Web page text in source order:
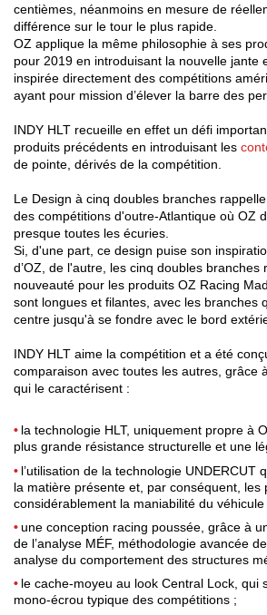
GPSR
centièmes, néanmoins en mesure de
différence sur le tour le plus rapide.
OZ applique la même philosophie à ses
pour 2019 en introduisant la nouvelle jante
inspirée directement des compétitions
ayant pour mission d’élever la barre des
INDY HLT recueille en effet un défi
produits précédents en introduisant les
de pointe, dérivés de la compétition.
Le Design à cinq doubles branches
des compétitions d'outre-Atlantique où OZ
presque toutes les écuries.
Si, d'une part, ce design puise son
d’OZ, de l'autre, les cinq doubles branches
nouveauté pour les produits OZ Racing
sont longues et filantes, avec les branches
centre jusqu'à se fondre avec le bord
INDY HLT aime la compétition et a été
comparaison avec toutes les autres, grâce
qui le caractérisent :
la technologie HLT, uniquement propre à
plus grande résistance structurelle et une
l’utilisation de la technologie UNDERCUT
la matière présente et, par conséquent, les
considérablement la maniabilité du véhicule
une conception racing poussée, grâce à
de l’analyse MÉF, méthodologie avancée
analyse du comportement des structures
le cache-moyeu au look Central Lock, qui
mono-écrou typique des compétitions ;